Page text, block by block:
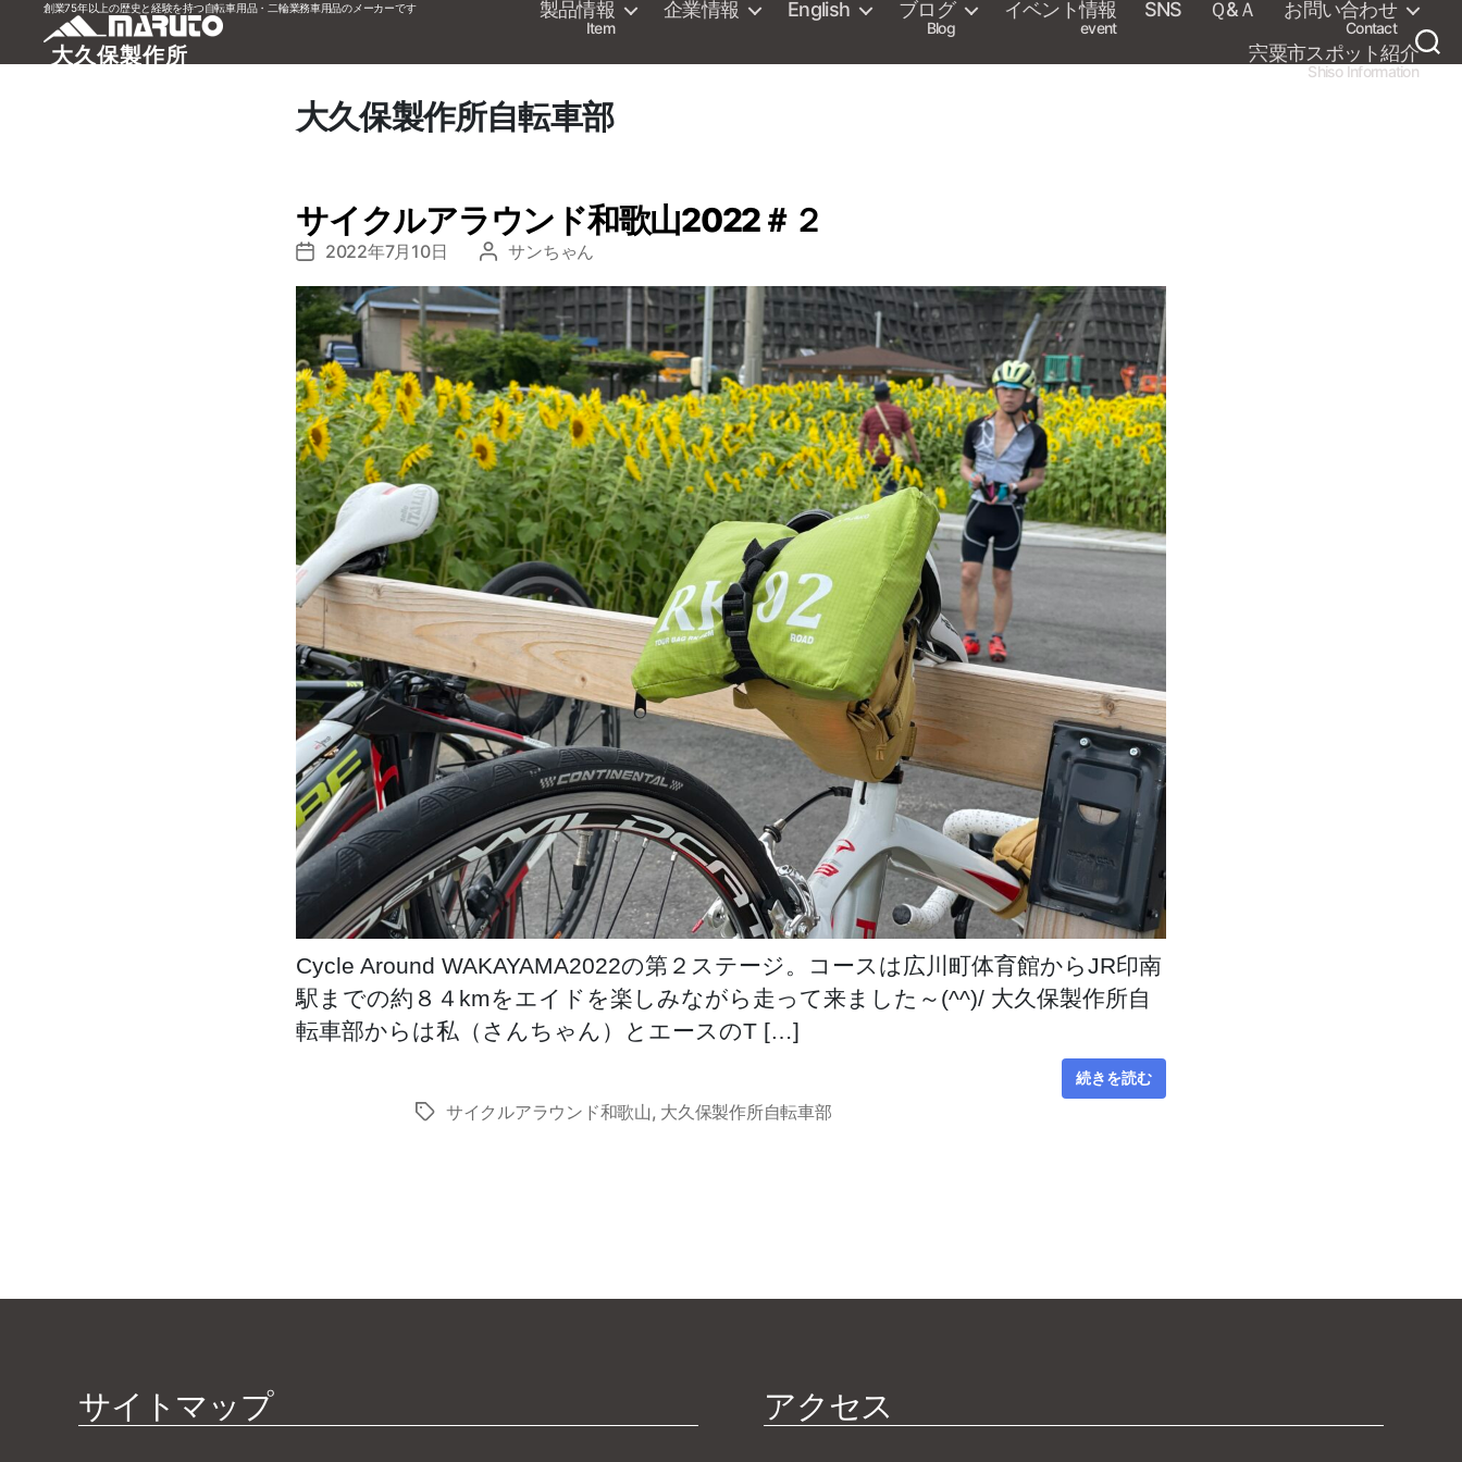
創業75年以上の歴史と経験を持つ自転車用品・二輪業務車用品のメーカーです
大久保製作所
製品情報
Item
企業情報 English ブログ
Blog
イベント情報
event
SNS Ｑ&Ａ お問い合わせ
Contact
宍粟市スポット紹介
Shiso Information
大久保製作所自転車部
サイクルアラウンド和歌山2022＃２
投
日
2022年7月10日
投
者
サンちゃん
Cycle Around WAKAYAMA2022の第２ステージ。コースは広川町体育館からJR印南
駅までの約８４kmをエイドを楽しみながら走って来ました～(^^)/ 大久保製作所自
転車部からは私（さんちゃん）とエースのT […]
続きを読む
タ
サイクルアラウンド和歌山, 大久保製作所自転車部
サイトマップ アクセス